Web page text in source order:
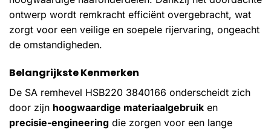
ontwerp wordt remkracht efficiënt overgebracht, wat
zorgt voor een veilige en soepele rijervaring, ongeacht
de omstandigheden.
Belangrijkste Kenmerken
De SA remhevel HSB220 3840166 onderscheidt zich
door zijn hoogwaardige materiaalgebruik en
precisie-engineering die zorgen voor een lange